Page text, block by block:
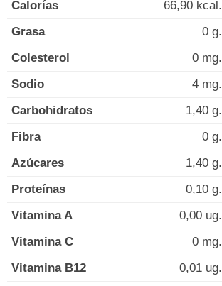
Calorías 66,90 kcal.
Grasa
0 g.
Colesterol
0 mg.
Sodio
4 mg.
Carbohidratos
1,40 g.
Fibra
0 g.
Azúcares
1,40 g.
Proteínas
0,10 g.
Vitamina A
0,00 ug.
Vitamina C
0 mg.
Vitamina B12
0,01 ug.